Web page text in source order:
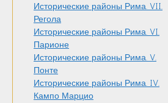
Исторические районы Рима. VII.
Регола
Исторические районы Рима. VI.
Парионе
Исторические районы Рима. V.
Понте
Исторические районы Рима. IV.
Кампо Марцио